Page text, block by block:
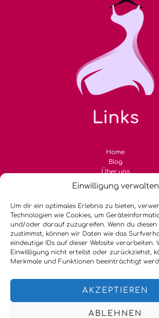
Einwilligung verwalten
Um dir ein optimales Erlebnis zu bieten,
Technologien wie Cookies, um
und/oder darauf zuzugreifen. Wenn du diesen
zustimmst, können wir Daten wie das
eindeutige IDs auf dieser Website verarbeiten.
Einwillligung nicht erteilst oder zurückziehst,
Merkmale und Funktionen beeinträchtigt
AKZEPTIEREN
ABLEHNEN
Links
Home
Blog
Über uns
Fashion & Lifestyle
Modetrends
Inspiration & Stylingtipps
Nachhaltige Kleidung